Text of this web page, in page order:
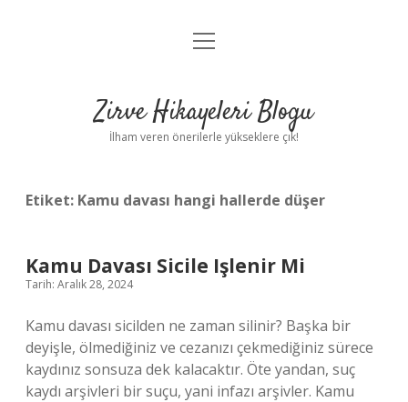
Anasayfa
Yasal Uyarı
menüyü
Zirve Hikayeleri Blogu
İlham veren önerilerle yükseklere çık!
Etiket: Kamu davası hangi hallerde düşer
Kamu Davası Sicile Işlenir Mi
Tarih: Aralık 28, 2024
Kamu davası sicilden ne zaman silinir? Başka bir
deyişle, ölmediğiniz ve cezanızı çekmediğiniz sürece
kaydınız sonsuza dek kalacaktır. Öte yandan, suç
kaydı arşivleri bir suçu, yani infazı arşivler. Kamu